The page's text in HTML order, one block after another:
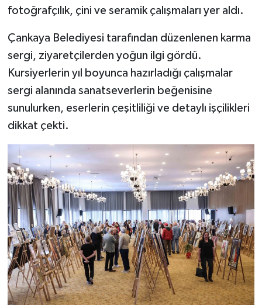
fotoğrafçılık, çini ve seramik çalışmaları yer aldı.
Çankaya Belediyesi tarafından düzenlenen karma
sergi, ziyaretçilerden yoğun ilgi gördü.
Kursiyerlerin yıl boyunca hazırladığı çalışmalar
sergi alanında sanatseverlerin beğenisine
sunulurken, eserlerin çeşitliliği ve detaylı işçilikleri
dikkat çekti.